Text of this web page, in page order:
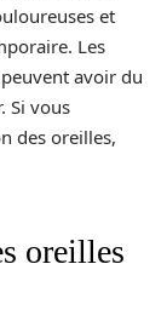
et
Les
avoir du
Si vous
des oreilles,
oreilles